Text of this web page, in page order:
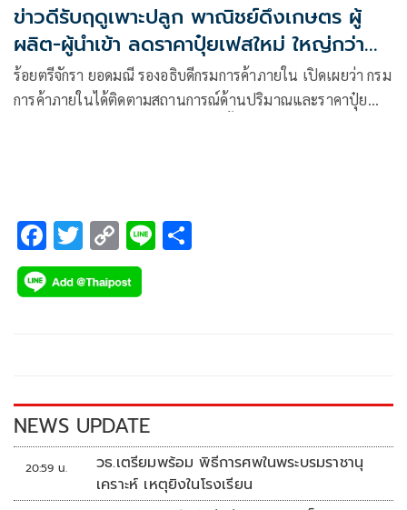
ข่าวดีรับฤดูเพาะปลูก พาณิชย์ดึงเกษตร ผู้
ผลิต-ผู้นำเข้า ลดราคาปุ๋ยเฟสใหม่ ใหญ่กว่า
เดิม
ร้อยตรีจักรา ยอดมณี รองอธิบดีกรมการค้าภายใน เปิดเผยว่า กรม
การค้าภายในได้ติดตามสถานการณ์ด้านปริมาณและราคาปุ๋ย
F
ac
e
k
T
wi
tt
C
o
p
k
Li
NEWS UPDATE
20:59 น.
วธ.เตรียมพร้อม พิธีการศพในพระบรมราชานุ
เคราะห์ เหตุยิงในโรงเรียน